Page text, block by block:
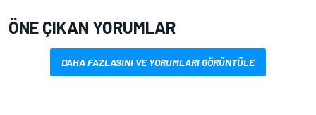
ÖNE ÇIKAN YORUMLAR
DAHA FAZLASINI VE YORUMLARI GÖRÜNTÜLE